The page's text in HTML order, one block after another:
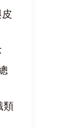
類